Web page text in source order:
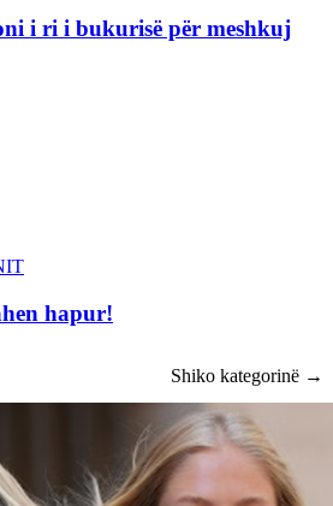
i ri i bukurisë për meshkuj
hapur!
Shiko kategorinë →